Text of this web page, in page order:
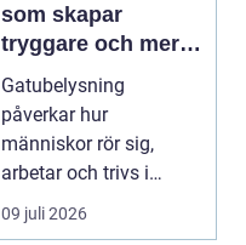
som skapar
tryggare och mer
hållbara miljöer
Gatubelysning
påverkar hur
människor rör sig,
arbetar och trivs i
städer och samhällen.
09 juli 2026